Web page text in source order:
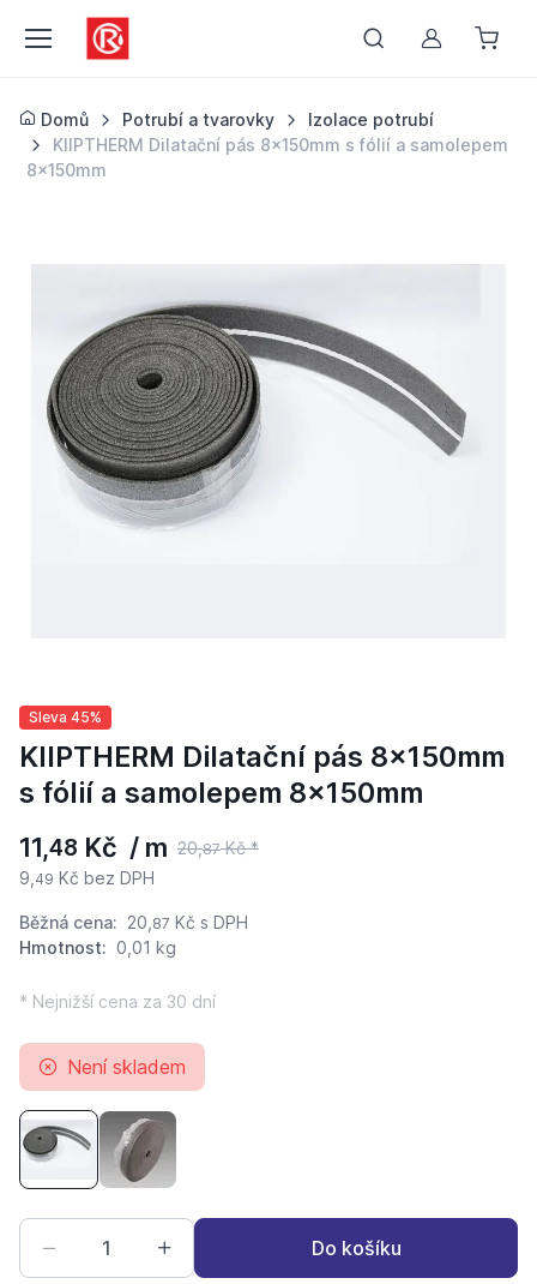
Můj účet
Domů Potrubí a tvarovky
Izolace potrubí
KIIPTHERM Dilatační pás 8x150mm s fólií a samolepem
8x150mm
Sleva 45%
KIIPTHERM Dilatační pás 8x150mm
s fólií a samolepem 8x150mm
11,48 Kč / m 20,87Kč *
9, 49 Kč bez DPH
Běžná cena: 20, 87 Kč s DPH
Hmotnost: 0,01 kg
* Nejnižší cena za 30 dní
Není skladem
KIIPTHERM Dilatační pás 8x150mm s fólií a samolepem
KIIPTHERM Dilatační pás 8x150mm s fólií a
Do košíku